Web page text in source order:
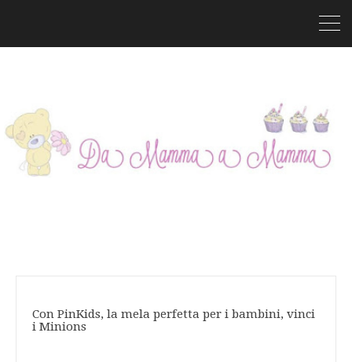
Con PinKids, la mela perfetta per i bambini, vinci
i Minions